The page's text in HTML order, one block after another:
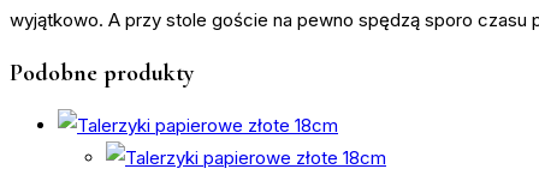
wyjątkowo. A przy stole goście na pewno spędzą sporo czasu
Podobne produkty